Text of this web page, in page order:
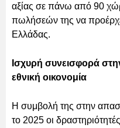
αξίας σε πάνω από 90
πωλήσεών της να
Ελλάδας.
Ισχυρή συνεισφορά
εθνική οικονομία
Η συμβολή της στην
το 2025 οι